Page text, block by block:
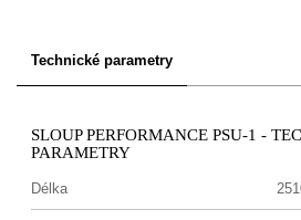
Technické parametry
SLOUP PERFORMANCE PSU-1 -
PARAMETRY
Délka